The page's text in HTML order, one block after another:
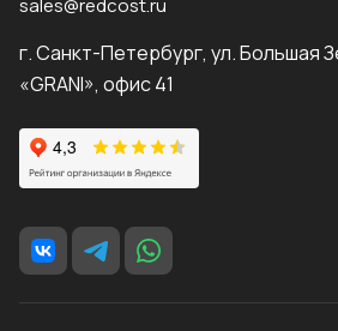
sales@redcost.ru
г. Санкт-Петербург, ул. Большая
«GRANI», офис 41